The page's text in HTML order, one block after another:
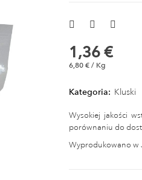
1,36 €
6,80 € / Kg
Kategoria: Kluski
Wysokiej jakości
porównaniu do
Wyprodukowano w